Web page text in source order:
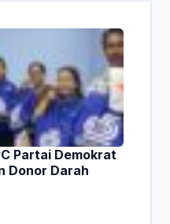
Partai Demokrat
Donor Darah